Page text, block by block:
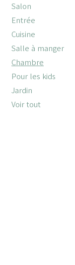
Salon
Entrée
Cuisine
Salle à manger
Chambre
Pour les kids
Jardin
Voir tout